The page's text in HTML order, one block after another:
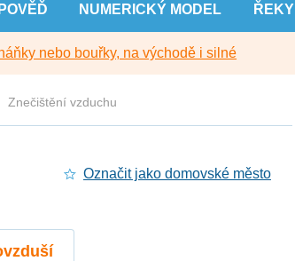
NUMERICKÝ MODEL ŘEKY
nebo bouřky, na východě i silné
Znečištění vzduchu
Označit jako domovské město